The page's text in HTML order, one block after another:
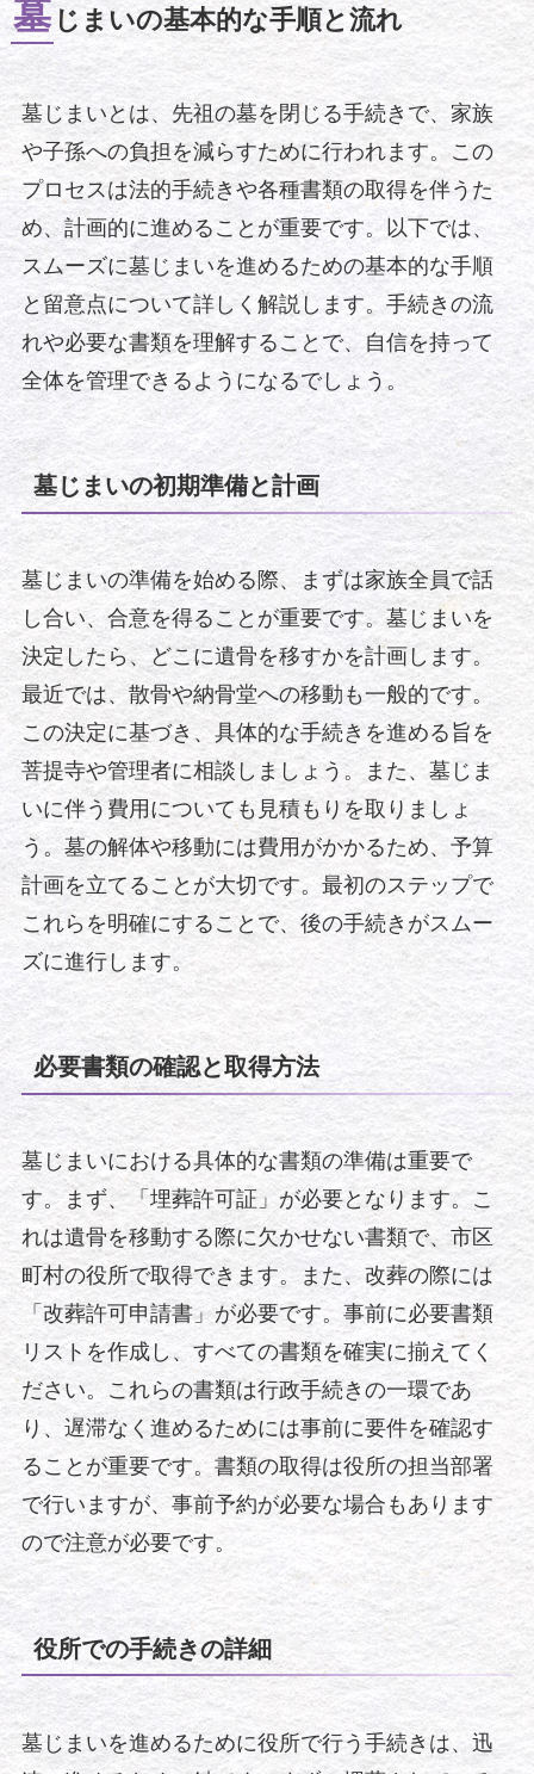
墓 じまいの基本的な手順と流れ
墓じまいとは、先祖の墓を閉じる手続きで、家族
や子孫への負担を減らすために行われます。この
プロセスは法的手続きや各種書類の取得を伴うた
め、計画的に進めることが重要です。以下では、
スムーズに墓じまいを進めるための基本的な手順
と留意点について詳しく解説します。手続きの流
れや必要な書類を理解することで、自信を持って
全体を管理できるようになるでしょう。
墓じまいの初期準備と計画
墓じまいの準備を始める際、まずは家族全員で話
し合い、合意を得ることが重要です。墓じまいを
決定したら、どこに遺骨を移すかを計画します。
最近では、散骨や納骨堂への移動も一般的です。
この決定に基づき、具体的な手続きを進める旨を
菩提寺や管理者に相談しましょう。また、墓じま
いに伴う費用についても見積もりを取りましょ
う。墓の解体や移動には費用がかかるため、予算
計画を立てることが大切です。最初のステップで
これらを明確にすることで、後の手続きがスムー
ズに進行します。
必要書類の確認と取得方法
墓じまいにおける具体的な書類の準備は重要で
す。まず、「埋葬許可証」が必要となります。こ
れは遺骨を移動する際に欠かせない書類で、市区
町村の役所で取得できます。また、改葬の際には
「改葬許可申請書」が必要です。事前に必要書類
リストを作成し、すべての書類を確実に揃えてく
ださい。これらの書類は行政手続きの一環であ
り、遅滞なく進めるためには事前に要件を確認す
ることが重要です。書類の取得は役所の担当部署
で行いますが、事前予約が必要な場合もあります
ので注意が必要です。
役所での手続きの詳細
墓じまいを進めるために役所で行う手続きは、迅